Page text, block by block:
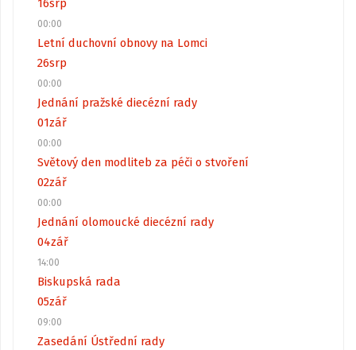
16srp
00:00
Letní duchovní obnovy na Lomci
26srp
00:00
Jednání pražské diecézní rady
01zář
00:00
Světový den modliteb za péči o stvoření
02zář
00:00
Jednání olomoucké diecézní rady
04zář
14:00
Biskupská rada
05zář
09:00
Zasedání Ústřední rady